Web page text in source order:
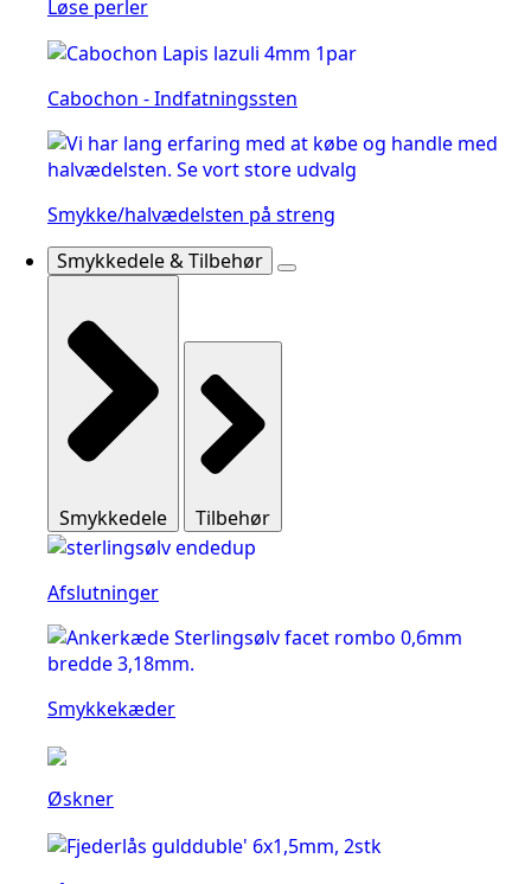
Løse perler
Cabochon - Indfatningssten
Smykke/halvædelsten på streng
Smykkedele & Tilbehør
Smykkedele Tilbehør
Afslutninger
Smykkekæder
Øskner